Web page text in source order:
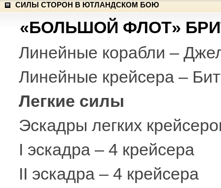
СИЛЫ СТОРОН В ЮТЛАНДСКОМ БОЮ
«БОЛЬШОЙ ФЛОТ»
Линейные корабли –
Линейные крейсера –
Легкие силы
Эскадры легких
I эскадра – 4 крейсера
II эскадра – 4 крейсера